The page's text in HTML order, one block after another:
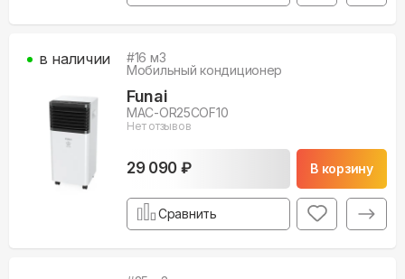
#16 м3
Мобильный кондиционер
Funai
MAC-OR25COF10
Нет отзывов
29 090 ₽ В корзину
в наличии
Сравнить